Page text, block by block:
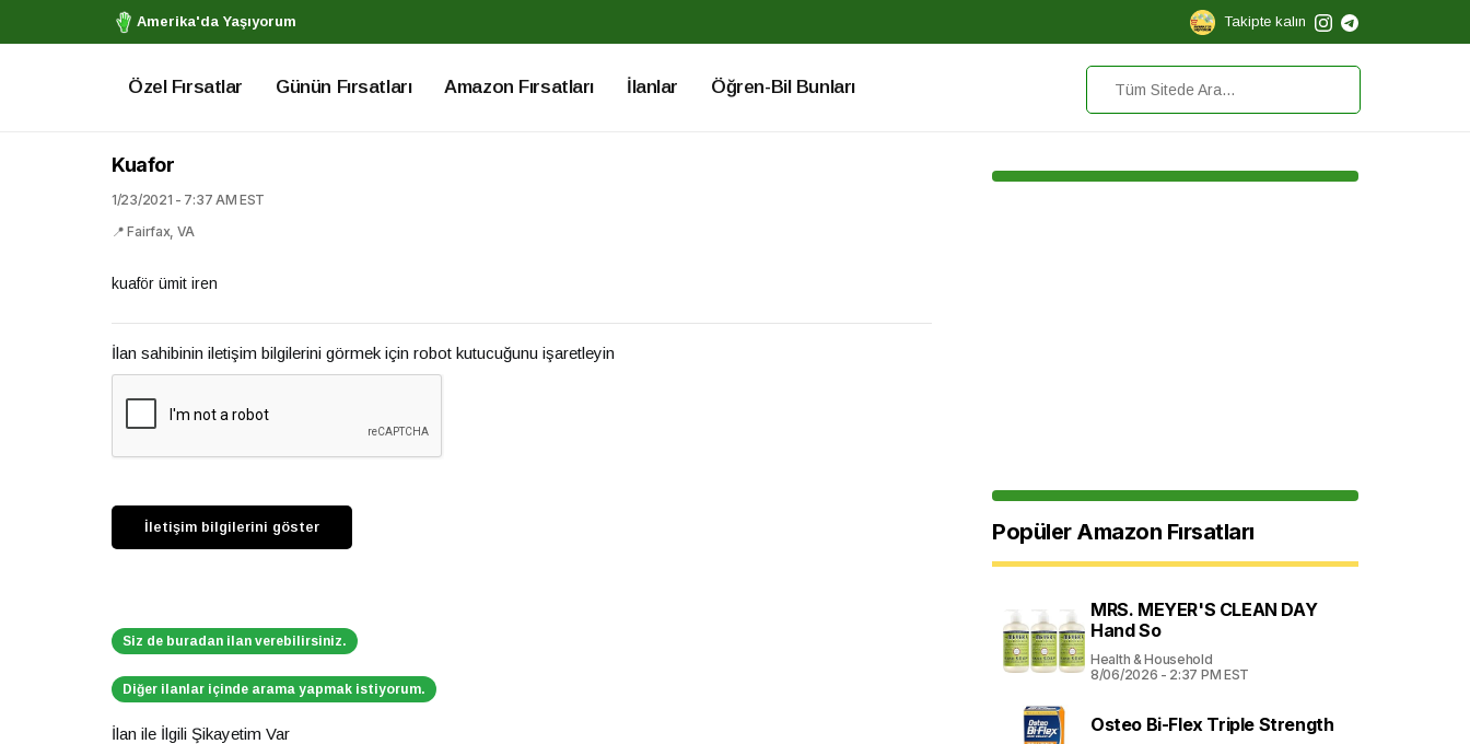
Amerika'da Yaşıyorum Takipte kalın
Özel Fırsatlar Günün Fırsatları Amazon Fırsatları İlanlar Öğren-Bil Bunları
Kuafor
1/23/2021 - 7:37 AM EST
📍 Fairfax, VA
kuaför ümit iren
İlan sahibinin iletişim bilgilerini görmek için robot kutucuğunu işaretleyin
Siz de buradan ilan verebilirsiniz.
Diğer ilanlar içinde arama yapmak istiyorum.
İlan ile İlgili Şikayetim Var
Popüler Amazon Fırsatları
MRS. MEYER'S CLEAN DAY
Hand So
Health & Household
8/06/2026 - 2:37 PM EST
Osteo Bi-Flex Triple Strength